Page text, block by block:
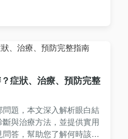
適合有眼結石困擾的讀者
症狀、治療、預防完整
問題，本文深入解析眼白結
與治療方法，並提供實用
答，幫助您了解何時該就